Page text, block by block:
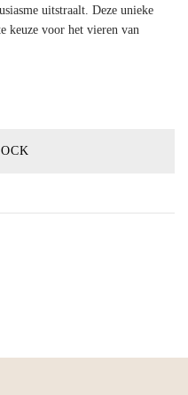
uitstraalt. Deze unieke
keuze voor het vieren van